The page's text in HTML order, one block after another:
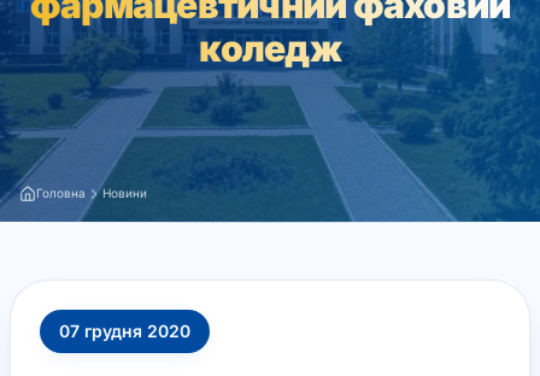
коледж
Головна Новини
07 грудня 2020